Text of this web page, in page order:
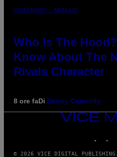
SCREENSHOT: NETEASE
Who Is The
Know About The
Rivals Character
8 ore faDi Denny Connolly
VICE
MEDIA
© 2026 VICE DIGITAL